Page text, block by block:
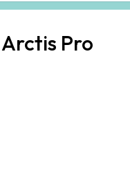
Pro